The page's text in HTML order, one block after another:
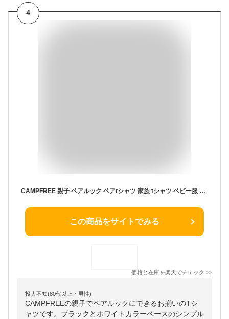
4
CAMPFREE 親子 ペアルック ペアtシャツ 家族 tシャツ ベビー服 男の子 女の子 おしゃれ 兄弟 お揃い おそろい Tシャツ カバーオール メンズ レディース ロンパース 半袖 兄弟お揃い お揃い服 子供服 子ども キッズ ジュニア 綿100% 70cm 80cm 150 メール便 送料無料 出産祝い
この商品をサイトでみる
価格と在庫を楽天でチェック >>
投人不知(80代以上・男性)
CAMPFREEの親子でペアルックにできるお揃いのTシ
ャツです。ブラックとホワイトカラーベースのシンプル